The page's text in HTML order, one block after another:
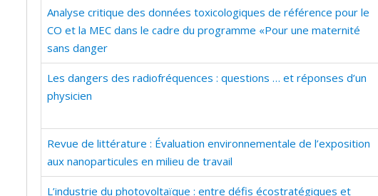
Analyse critique des données toxicologiques de référence pour le
CO et la MEC dans le cadre du programme «Pour une maternité
sans danger
Les dangers des radiofréquences : questions … et réponses d’un
physicien
Revue de littérature : Évaluation environnementale de l’exposition
aux nanoparticules en milieu de travail
L’industrie du photovoltaïque : entre défis écostratégiques et